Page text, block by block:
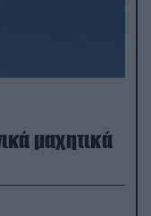
μαχητικά